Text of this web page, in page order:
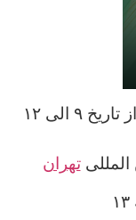
مفتخریم میزبان حضور شما باشیم از تاریخ ۹ الی ۱۲
المللیتهران